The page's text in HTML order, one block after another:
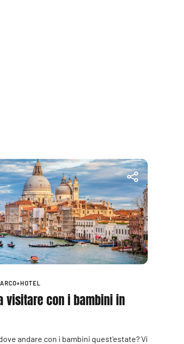
visitare con i bambini in
andare con i bambini quest'estate? Vi